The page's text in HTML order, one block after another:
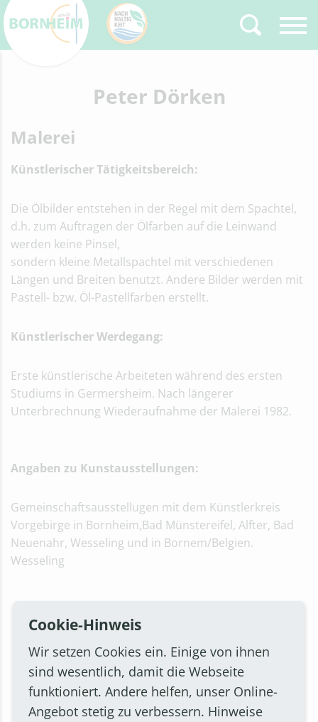
Type 2 or more
characters for results.
Peter Dörken
Malerei
Künstlerischer Tätigkeitsbereich:
Die Ölbilder entstehen in der Regel mit dem Spachtel,
d.h. zum Auftragen der Ölfarben auf die Leinwand
werden keine Pinsel,
sondern kleine Metallspachtel mit verschiedenen
Längen und Breiten benutzt. Andere Bilder werden mit
Pastell- bzw. Öl-Pastellfarben erstellt.
Künstlerischer Werdegang:
Erste künstlerische Arbeiteten während des ersten
Studiums in Germersheim. Nach längerer
Unterbrechnung Wiederaufnahme der Malerei 1982.
Angaben zu Kunstausstellungen:
Gemeinschaftsausstellugen mit dem Künstlerkreis
Vorgebirge in Bornheim,Bad Münstereifel, Alfter, Bad
Neuenahr, Wesseling und in Bornem/Belgien.
Wesseling
Cookie-Hinweis
Wir setzen Cookies ein. Einige von ihnen
sind wesentlich, damit die Webseite
funktioniert. Andere helfen, unser Online-
Angebot stetig zu verbessern. Hinweise